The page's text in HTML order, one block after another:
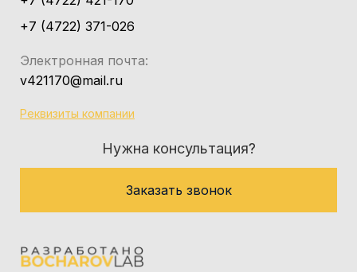
+7 (4722) 371-026
Электронная почта:
v421170@mail.ru
Реквизиты компании
Нужна консультация?
Заказать звонок